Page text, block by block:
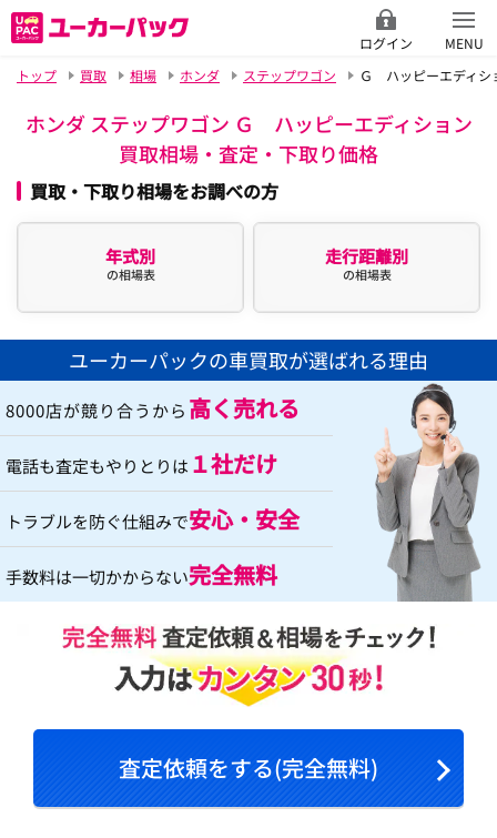
ログイン
MENU
トップ
買取 相場 ホンダ ステップワゴン Ｇ ハッピーエディシ
ホンダ ステップワゴン Ｇ ハッピーエディション
買取相場・査定・下取り価格
買取・下取り相場をお調べの方
年式別
の相場表
走行距離別
の相場表
ユーカーパックの車買取が選ばれる理由
8000店が競り合うから 高く売れる
電話も査定もやりとりは １社だけ
トラブルを防ぐ仕組みで安心・安全
手数料は一切かからない完全無料
査定依頼をする(完全無料)